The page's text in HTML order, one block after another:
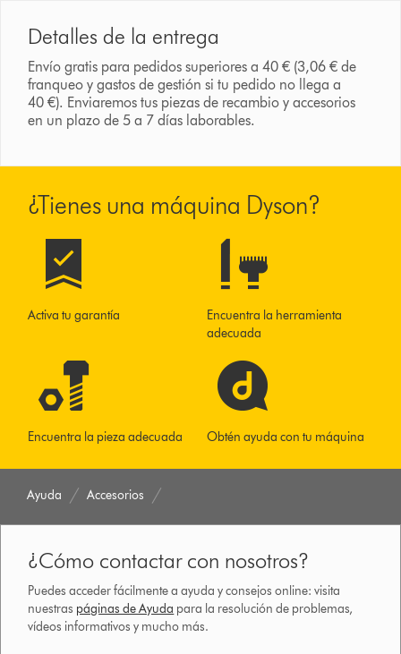
Detalles de la entrega
Envío gratis para pedidos superiores a 40 € (3,06 € de
franqueo y gastos de gestión si tu pedido no llega a
40 €). Enviaremos tus piezas de recambio y accesorios
en un plazo de 5 a 7 días laborables.
¿Tienes una máquina Dyson?
Activa tu garantía
Encuentra la herramienta
adecuada
Encuentra la pieza adecuada Obtén ayuda con tu máquina
Ayuda Accesorios
¿Cómo contactar con nosotros?
Puedes acceder fácilmente a ayuda y consejos online: visita
nuestras páginas de Ayuda para la resolución de problemas,
vídeos informativos y mucho más.